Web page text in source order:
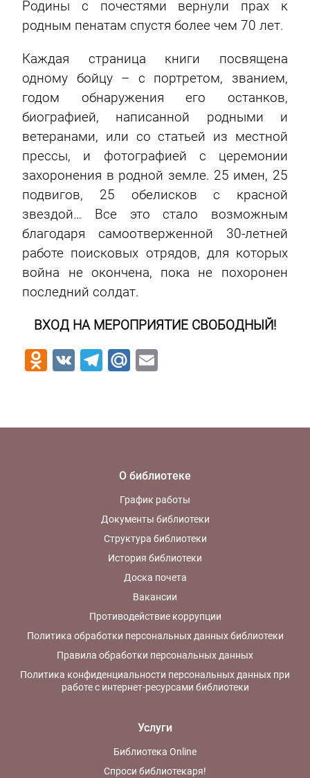
Родины с почестями вернули прах к
родным пенатам спустя более чем 70 лет.
Каждая страница книги посвящена
одному бойцу – с портретом, званием,
годом обнаружения его останков,
биографией, написанной родными и
ветеранами, или со статьей из местной
прессы, и фотографией с церемонии
захоронения в родной земле. 25 имен, 25
подвигов, 25 обелисков с красной
звездой… Все это стало возможным
благодаря самоотверженной 30-летней
работе поисковых отрядов, для которых
война не окончена, пока не похоронен
последний солдат.
ВХОД НА МЕРОПРИЯТИЕ СВОБОДНЫЙ!
Odnoklassniki
VK Telegram
Mail.Ru
О библиотеке
График работы
Документы библиотеки
Структура библиотеки
История библиотеки
Доска почета
Вакансии
Противодействие коррупции
Политика обработки персональных данных библиотеки
Правила обработки персональных данных
Политика конфиденциальности персональных данных при
работе с интернет-ресурсами библиотеки
Услуги
Библиотека Online
Спроси библиотекаря!